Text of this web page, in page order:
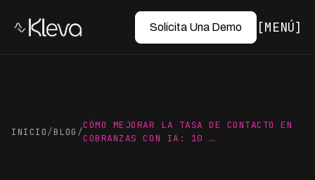
Solicita Una Demo MENÚ
INICIO/BLOG /
CÓMO MEJORAR LA TASA DE CONTACTO EN
COBRANZAS CON IA: 10 …